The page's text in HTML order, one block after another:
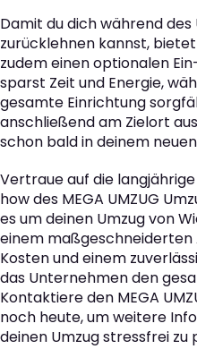
Damit du dich während
zurücklehnen kannst, bietet
zudem einen optionalen
sparst Zeit und Energie,
gesamte Einrichtung
anschließend am Zielort
schon bald in deinem
Vertraue auf die
how des MEGA UMZUG
es um deinen Umzug von
einem
Kosten und einem
das Unternehmen den
Kontaktiere den MEGA
noch heute, um weitere
deinen Umzug stressfrei zu